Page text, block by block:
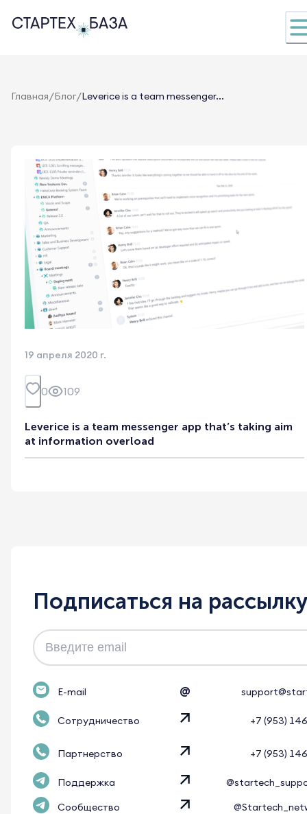
Главная/Блог/Leverice is a team messenger...
19 апреля 2020 г.
0 109
Leverice is a team messenger app that’s taking aim
at information overload
Подписаться на рассылку
E-mail @
Сотрудничество +7 (953)
Партнерство +7 (953)
Поддержка
Сообщество